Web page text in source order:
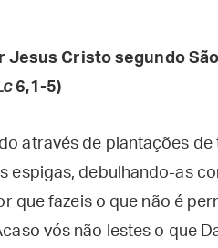
Jesus Cristo segundo
6,1-5)
através de plantações de
espigas, debulhando-as
que fazeis o que não é
vós não lestes o que